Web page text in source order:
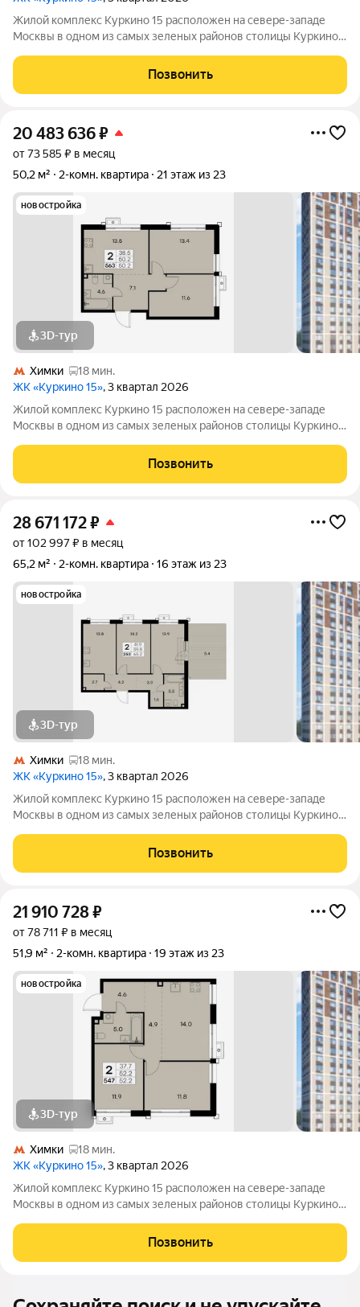
Жилой комплекс Куркино 15 расположен на севере-западе
Москвы в одном из самых зеленых районов столицы Куркино.
которых открывается вдохновляющий вид на лесопарк и
мегаполис. Комплекс состоит
Позвонить
20 483 636₽
от 73 585 ₽ в месяц
50,2 м²
2-комн. квартира 21 этаж из 23
новостройка
3D-тур
Химки
18 мин.
ЖК «Куркино 15», 3 квартал 2026
Жилой комплекс Куркино 15 расположен на севере-западе
Москвы в одном из самых зеленых районов столицы Куркино.
которых открывается вдохновляющий вид на лесопарк и
мегаполис. Комплекс состоит
Позвонить
28 671 172₽
от 102 997 ₽ в месяц
65,2 м²
2-комн. квартира 16 этаж из 23
новостройка
3D-тур
Химки
18 мин.
ЖК «Куркино 15», 3 квартал 2026
Жилой комплекс Куркино 15 расположен на севере-западе
Москвы в одном из самых зеленых районов столицы Куркино.
которых открывается вдохновляющий вид на лесопарк и
мегаполис. Комплекс состоит
Позвонить
21 910 728₽
от 78 711 ₽ в месяц
51,9 м²
2-комн. квартира 19 этаж из 23
новостройка
3D-тур
Химки
18 мин.
ЖК «Куркино 15», 3 квартал 2026
Жилой комплекс Куркино 15 расположен на севере-западе
Москвы в одном из самых зеленых районов столицы Куркино.
которых открывается вдохновляющий вид на лесопарк и
мегаполис. Комплекс состоит
Позвонить